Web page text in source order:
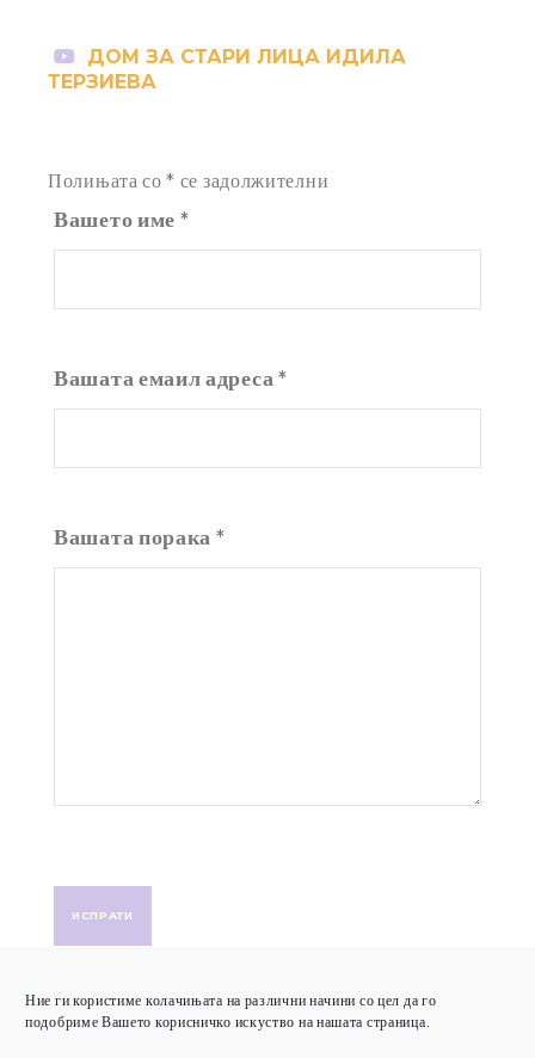
Ние ги користиме колачињата на различни начини со цел да го
подобриме Вашето корисничко искуство на нашата страница.
ДОМ ЗА СТАРИ ЛИЦА ИДИЛА
ТЕРЗИЕВА
Полињата со * се задолжителни
Вашето име *
Вашата емаил адреса*
Вашата порака *